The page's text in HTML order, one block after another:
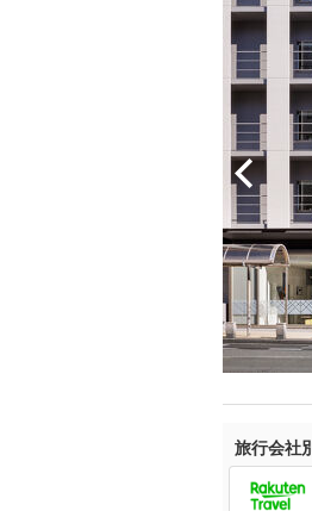
旅行会社